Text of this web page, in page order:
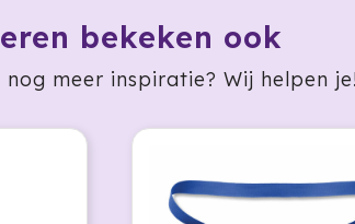
bekeken ook
meer inspiratie? Wij helpen